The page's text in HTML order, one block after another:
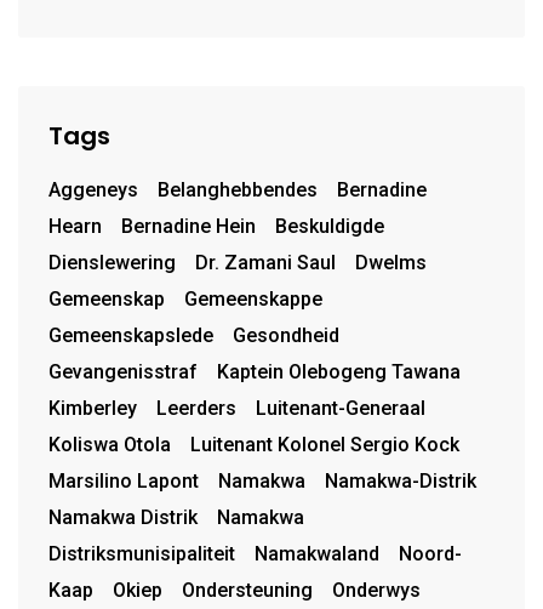
Tags
Aggeneys Belanghebbendes
Bernadine
Hearn
Bernadine Hein
Beskuldigde
Dienslewering
Dr. Zamani Saul
Dwelms
Gemeenskap
Gemeenskappe
Gemeenskapslede
Gesondheid
Gevangenisstraf
Kaptein Olebogeng Tawana
Kimberley
Leerders
Luitenant-Generaal
Koliswa Otola
Luitenant Kolonel Sergio Kock
Marsilino Lapont
Namakwa
Namakwa-Distrik
Namakwa Distrik
Namakwa
Distriksmunisipaliteit
Namakwaland
Noord-
Kaap
Okiep Ondersteuning
Onderwys